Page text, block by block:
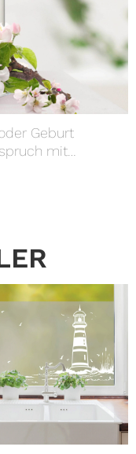
Geburt
mit